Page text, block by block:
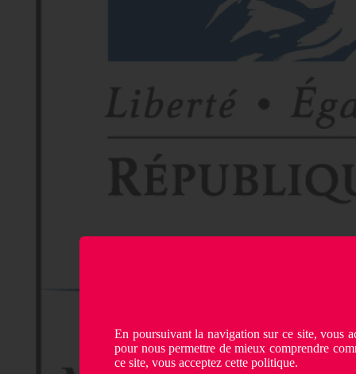
En poursuivant la navigation sur ce site, vous
pour nous permettre de mieux comprendre
ce site, vous acceptez cette politique.